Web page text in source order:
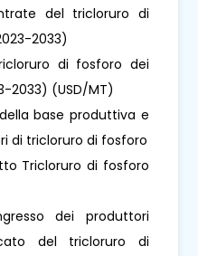
del tricloruro di
2033)
di fosforo dei
2033) (USD/MT)
base produttiva e
di tricloruro di fosforo
Tricloruro di fosforo
dei produttori
del tricloruro di